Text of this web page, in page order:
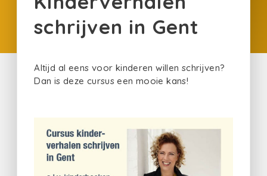
schrijven in Gent
Altijd al eens voor kinderen willen schrijven?
Dan is deze cursus een mooie kans!